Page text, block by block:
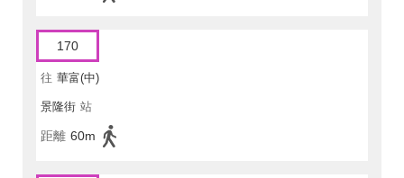
170
往 華富(中)
景隆街 站
距離 60m